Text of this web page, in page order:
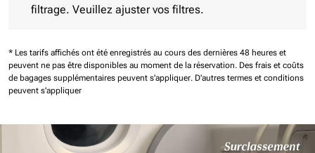
filtrage. Veuillez ajuster vos filtres.
* Les tarifs affichés ont été enregistrés au cours des dernières 48 heures et
peuvent ne pas être disponibles au moment de la réservation. Des frais et coûts
de bagages supplémentaires peuvent s'appliquer. D'autres termes et conditions
peuvent s'appliquer